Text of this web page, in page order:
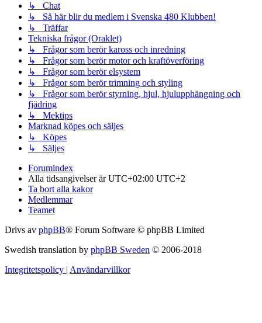
↳ Chat
↳ Så här blir du medlem i Svenska 480 Klubben!
↳ Träffar
Tekniska frågor (Oraklet)
↳ Frågor som berör kaross och inredning
↳ Frågor som berör motor och kraftöverföring
↳ Frågor som berör elsystem
↳ Frågor som berör trimning och styling
↳ Frågor som berör styrning, hjul, hjulupphängning och
fjädring
↳ Mektips
Marknad köpes och säljes
↳ Köpes
↳ Säljes
Forumindex
Alla tidsangivelser är UTC+02:00 UTC+2
Ta bort alla kakor
Medlemmar
Teamet
Drivs av phpBB® Forum Software © phpBB Limited
Swedish translation by phpBB Sweden © 2006-2018
Integritetspolicy | Användarvillkor